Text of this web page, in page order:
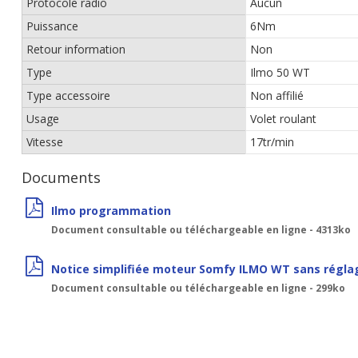
Puissance
6Nm
Retour information
Non
Type
Ilmo 50 WT
Type accessoire
Non affilié
Usage
Volet roulant
Vitesse
17tr/min
Documents
Ilmo programmation
Document consultable ou téléchargeable en ligne - 4313ko
Notice simplifiée moteur Somfy ILMO WT sans
Document consultable ou téléchargeable en ligne - 299ko